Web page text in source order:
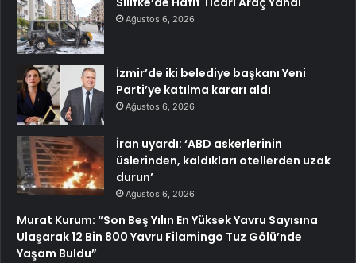
Ağustos 6, 2026
İzmir’de iki belediye başkanı Yeni
Parti’ye katılma kararı aldı
Ağustos 6, 2026
İran uyardı: ‘ABD askerlerinin
üslerinden, kaldıkları otellerden uzak
durun’
Ağustos 6, 2026
Murat Kurum: “Son Beş Yılın En Yüksek Yavru Sayısına
Ulaşarak 12 Bin 800 Yavru Filamingo Tuz Gölü’nde
Yaşam Buldu”